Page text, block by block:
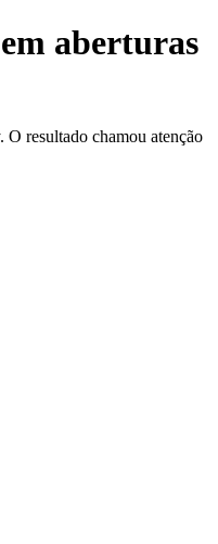
aberturas
resultado chamou atenção